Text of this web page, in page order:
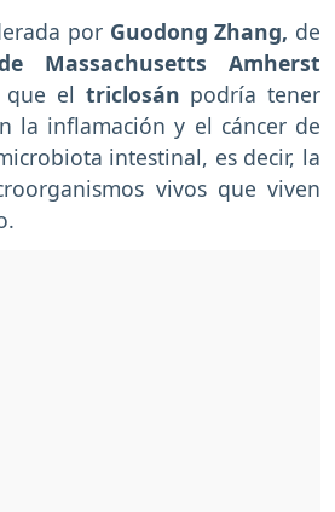
por Guodong Zhang, de
Massachusetts Amherst
el triclosán podría tener
la inflamación y el cáncer de
intestinal, es decir, la
vivos que viven